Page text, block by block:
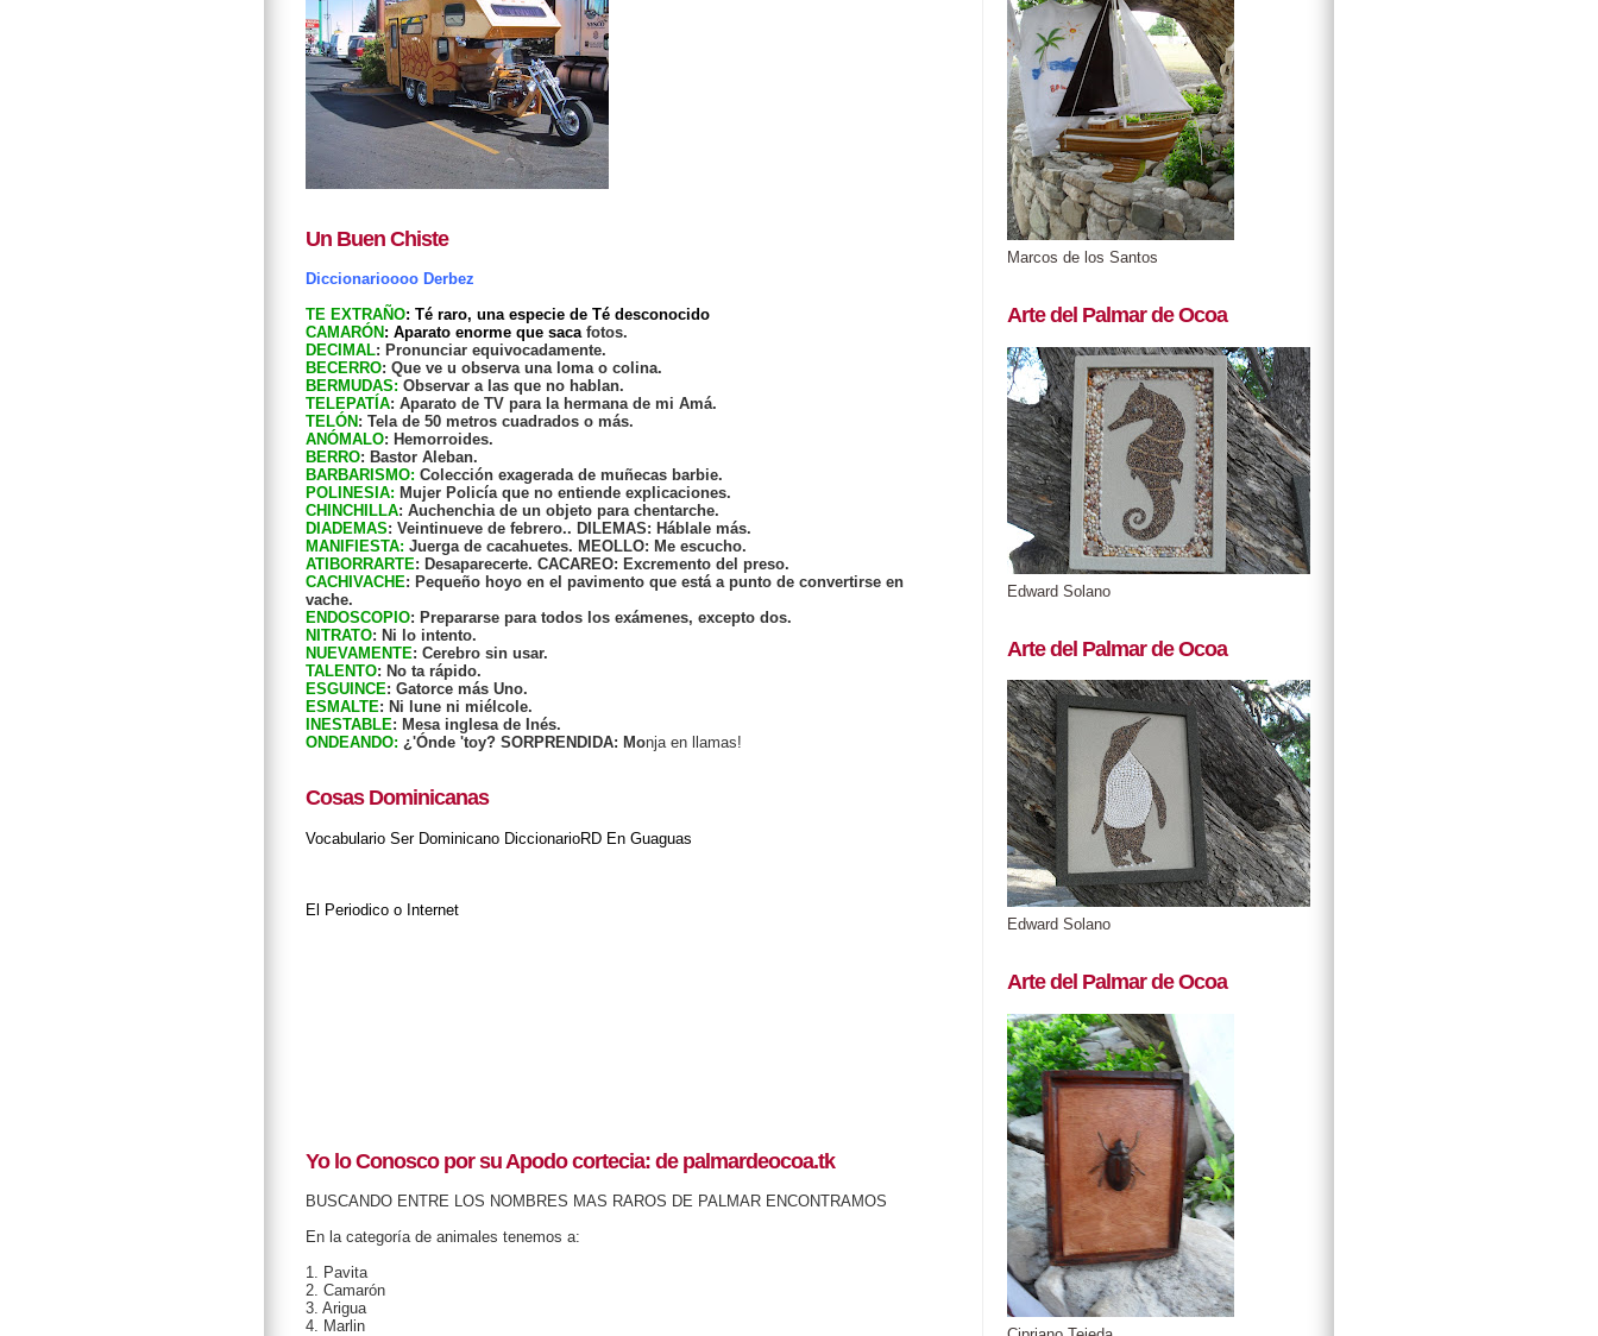
Un Buen Chiste
Diccionarioooo Derbez
TE EXTRAÑO: Té raro, una especie de Té desconocido
CAMARÓN : Aparato enorme que sacafotos.
DECIMAL: Pronunciar equivocadamente.
BECERRO: Que ve u observa una loma o colina.
BERMUDAS: Observar a las que no hablan.
TELEPATÍA: Aparato de TV para la hermana de mi Amá.
TELÓN : Tela de 50 metros cuadrados o más.
ANÓMALO: Hemorroides.
BERRO: Bastor Aleban.
BARBARISMO: Colección exagerada de muñecas barbie.
POLINESIA: Mujer Policía que no entiende explicaciones.
CHINCHILLA: Auchenchia de un objeto para chentarche.
DIADEMAS: Veintinueve de febrero.. DILEMAS: Háblale más.
MANIFIESTA: Juerga de cacahuetes. MEOLLO: Me escucho.
ATIBORRARTE: Desaparecerte. CACAREO: Excremento del preso.
CACHIVACHE: Pequeño hoyo en el pavimento que está a punto de convertirse en
vache.
ENDOSCOPIO: Prepararse para todos los exámenes, excepto dos.
NITRATO: Ni lo intento.
NUEVAMENTE: Cerebro sin usar.
TALENTO: No ta rápido.
ESGUINCE: Gatorce más Uno.
ESMALTE: Ni lune ni miélcole.
INESTABLE: Mesa inglesa de Inés.
ONDEANDO: ¿'Ónde 'toy? SORPRENDIDA: Monja en llamas!
Cosas Dominicanas
Vocabulario Ser Dominicano DiccionarioRD En Guaguas
El Periodico o Internet
Yo lo Conosco por su Apodo cortecia: de palmardeocoa.tk
BUSCANDO ENTRE LOS NOMBRES MAS RAROS DE PALMAR ENCONTRAMOS
En la categoría de animales tenemos a:
1. Pavita
2. Camarón
3. Arigua
4. Marlin
Marcos de los Santos
Arte del Palmar de Ocoa
Edward Solano
Arte del Palmar de Ocoa
Edward Solano
Arte del Palmar de Ocoa